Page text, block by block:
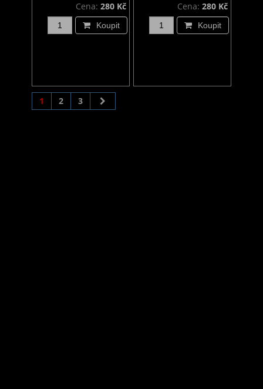
Cena: 280 Kč
Koupit
Cena: 280 Kč
Koupit
1 2 3